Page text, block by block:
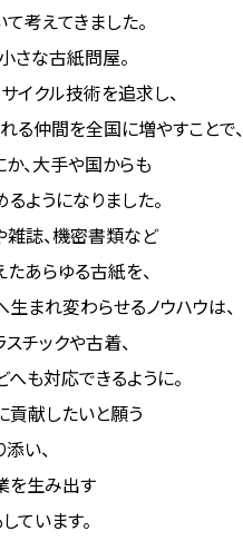
考えてきました。
さな古紙問屋。
イクル技術を追求し、
る仲間を全国に増やすことで、
、大手や国からも
ようになりました。
雑誌、機密書類など
あらゆる古紙を、
まれ変わらせるノウハウは、
チックや古着、
も対応できるように。
貢献したいと願う
い、
を生み出す
ています。